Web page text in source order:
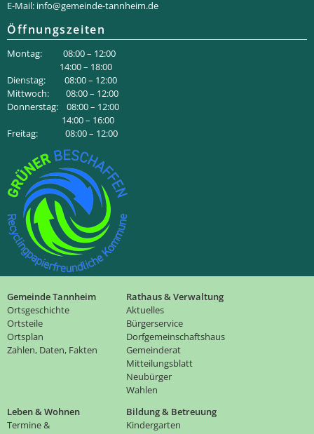
E-Mail: info@gemeinde-tannheim.de
Öffnungszeiten
Montag: 08:00 – 12:00
14:00 – 18:00
Dienstag: 08:00 – 12:00
Mittwoch: 08:00 – 12:00
Donnerstag: 08:00 – 12:00
14:00 – 16:00
Freitag: 08:00 – 12:00
Gemeinde Tannheim
Ortsgeschichte
Ortsteile
Ortsplan
Zahlen, Daten, Fakten
Rathaus & Verwaltung
Aktuelles
Bürgerservice
Dorfgemeinschaftshaus
Gemeinderat
Mitteilungsblatt
Neubürger
Wahlen
Leben & Wohnen
Termine &
Bildung & Betreuung
Kindergarten